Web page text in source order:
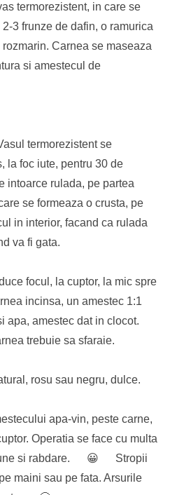
termorezistent, in care se
3 frunze de dafin, o ramurica
Carnea se maseaza
si amestecul de
termorezistent se
la foc iute, pentru 30 de
intoarce rulada, pe partea
se formeaza o crusta, pe
in interior, facand ca rulada
va fi gata.
focul, la cuptor, la mic spre
incinsa, un amestec 1:1
apa, amestec dat in clocot.
trebuie sa sfaraie.
rosu sau negru, dulce.
apa-vin, peste carne,
Operatia se face cu multa
si rabdare. 😀 Stropii
maini sau pe fata. Arsurile